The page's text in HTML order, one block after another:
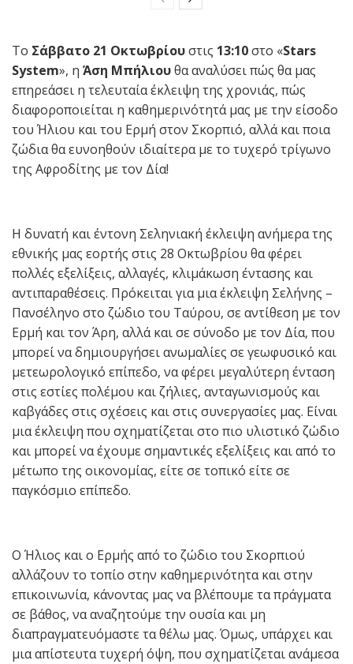
Το Σάββατο 21 Οκτωβρίουστις 13:10στο «Stars
System», η Άση Μπήλιουθα αναλύσει πώς θα μας
επηρεάσει η τελευταία έκλειψη της χρονιάς, πώς
διαφοροποιείται η καθημερινότητά μας με την είσοδο
του Ήλιου και του Ερμή στον Σκορπιό, αλλά και ποια
ζώδια θα ευνοηθούν ιδιαίτερα με το τυχερό τρίγωνο
της Αφροδίτης με τον Δία!
Η δυνατή και έντονη Σεληνιακή έκλειψη ανήμερα της
εθνικής μας εορτής στις 28 Οκτωβρίου θα φέρει
πολλές εξελίξεις, αλλαγές, κλιμάκωση έντασης και
αντιπαραθέσεις. Πρόκειται για μια έκλειψη Σελήνης –
Πανσέληνο στο ζώδιο του Ταύρου, σε αντίθεση με τον
Ερμή και τον Άρη, αλλά και σε σύνοδο με τον Δία, που
μπορεί να δημιουργήσει ανωμαλίες σε γεωφυσικό και
μετεωρολογικό επίπεδο, να φέρει μεγαλύτερη ένταση
στις εστίες πολέμου και ζήλιες, ανταγωνισμούς και
καβγάδες στις σχέσεις και στις συνεργασίες μας. Είναι
μια έκλειψη που σχηματίζεται στο πιο υλιστικό ζώδιο
και μπορεί να έχουμε σημαντικές εξελίξεις και από το
μέτωπο της οικονομίας, είτε σε τοπικό είτε σε
παγκόσμιο επίπεδο.
Ο Ήλιος και ο Ερμής από το ζώδιο του Σκορπιού
αλλάζουν το τοπίο στην καθημερινότητα και στην
επικοινωνία, κάνοντας μας να βλέπουμε τα πράγματα
σε βάθος, να αναζητούμε την ουσία και μη
διαπραγματευόμαστε τα θέλω μας. Όμως, υπάρχει και
μια απίστευτα τυχερή όψη, που σχηματίζεται ανάμεσα